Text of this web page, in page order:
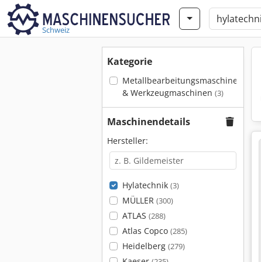
Schweiz
Kategorie
Metallbearbeitungsmaschinen
& Werkzeugmaschinen (3)
Maschinendetails
Hersteller:
Hylatechnik (3)
MÜLLER (300)
ATLAS (288)
Atlas Copco (285)
Heidelberg (279)